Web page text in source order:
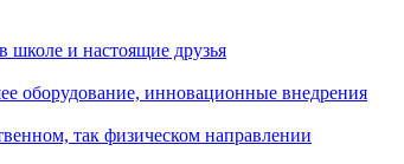
школе и настоящие друзья
оборудование, инновационные внедрения
так физическом направлении